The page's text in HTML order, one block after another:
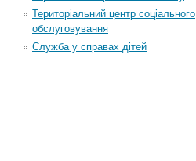
Територіальний центр соціального
обслуговування
Служба у справах дітей